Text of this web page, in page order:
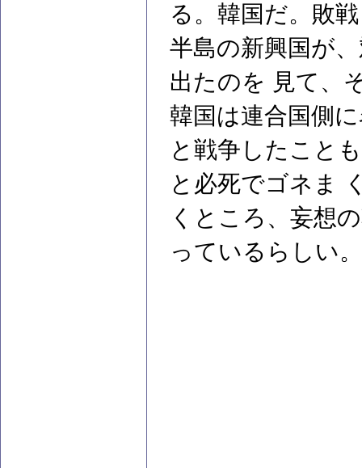
る。韓国だ。敗
半島の新興国が
出たのを 見て、
韓国は連合国側
と戦争したこと
と必死でゴネま
くところ、妄想
っているらしい。